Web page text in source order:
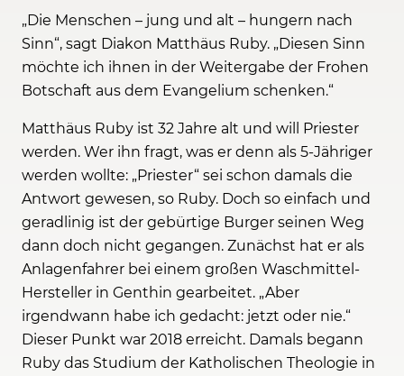
„Die Menschen – jung und alt – hungern nach
Sinn“, sagt Diakon Matthäus Ruby. „Diesen Sinn
möchte ich ihnen in der Weitergabe der Frohen
Botschaft aus dem Evangelium schenken.“
Matthäus Ruby ist 32 Jahre alt und will Priester
werden. Wer ihn fragt, was er denn als 5-Jähriger
werden wollte: „Priester“ sei schon damals die
Antwort gewesen, so Ruby. Doch so einfach und
geradlinig ist der gebürtige Burger seinen Weg
dann doch nicht gegangen. Zunächst hat er als
Anlagenfahrer bei einem großen Waschmittel-
Hersteller in Genthin gearbeitet. „Aber
irgendwann habe ich gedacht: jetzt oder nie.“
Dieser Punkt war 2018 erreicht. Damals begann
Ruby das Studium der Katholischen Theologie in